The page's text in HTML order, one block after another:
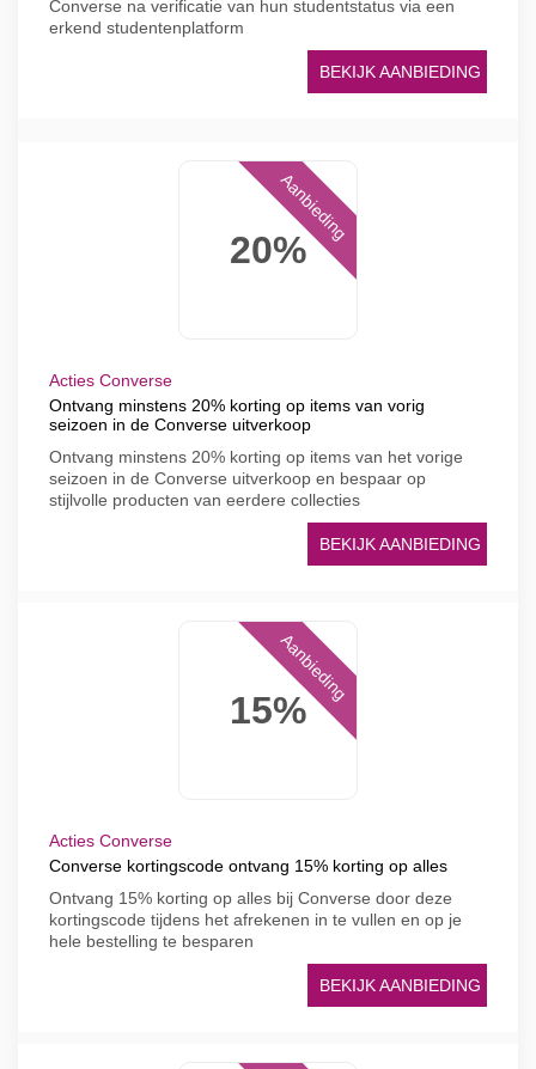
Converse na verificatie van hun studentstatus via een
erkend studentenplatform
BEKIJK AANBIEDING
20%
Aanbieding
Acties Converse
Ontvang minstens 20% korting op items van vorig
seizoen in de Converse uitverkoop
Ontvang minstens 20% korting op items van het vorige
seizoen in de Converse uitverkoop en bespaar op
stijlvolle producten van eerdere collecties
BEKIJK AANBIEDING
15%
Aanbieding
Acties Converse
Converse kortingscode ontvang 15% korting op alles
Ontvang 15% korting op alles bij Converse door deze
kortingscode tijdens het afrekenen in te vullen en op je
hele bestelling te besparen
BEKIJK AANBIEDING